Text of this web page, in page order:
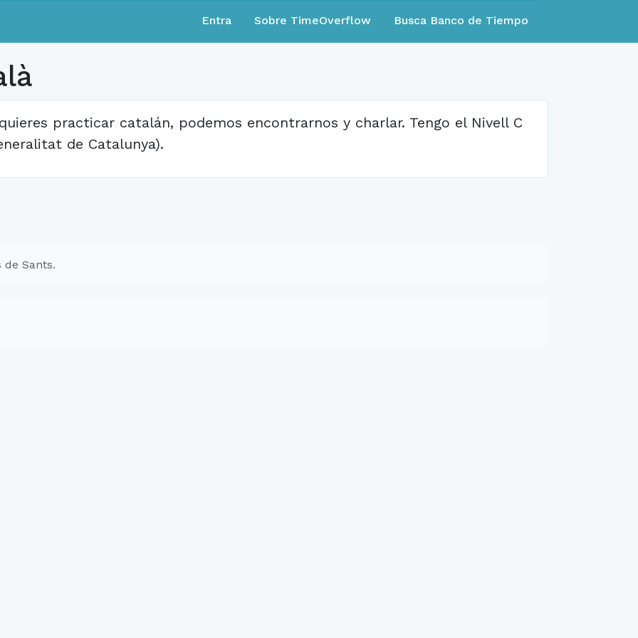
Entra Sobre TimeOverflow Busca Banco de Tiempo
practicar catalán, podemos encontrarnos y charlar. Tengo el Nivell C
de Catalunya).
de Sants.